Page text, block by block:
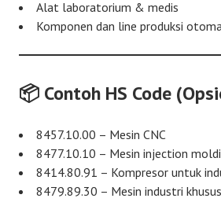
Alat laboratorium & medis
Komponen dan line produksi
📦 Contoh HS Code
8457.10.00 – Mesin CNC
8477.10.10 – Mesin injection
8414.80.91 – Kompresor untuk
8479.89.30 – Mesin industri